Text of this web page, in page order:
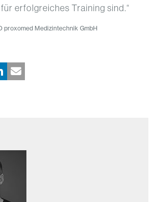
erfolgreiches Training sind.“
proxomed Medizintechnik GmbH